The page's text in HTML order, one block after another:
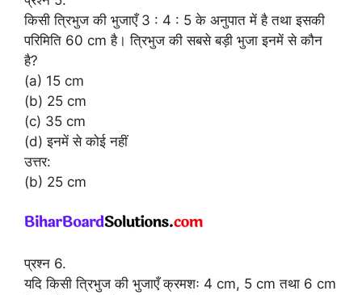
किसी त्रिभुज की भुजाएँ 3 : 4 : 5 के अनुपात में है तथा इसकी
परिमिति 60 cm है। त्रिभुज की सबसे बड़ी भुजा इनमें से कौन
है?
(a) 15 cm
(b) 25 cm
(c) 35 cm
(d) इनमें से कोई नहीं
उत्तर:
(b) 25 cm
प्रश्न 6.
यदि किसी त्रिभुज की भुजाएँ क्रमशः 4 cm, 5 cm तथा 6 cm